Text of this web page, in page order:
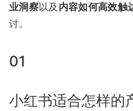
业洞察以及 内容如何高效触
讨。
01
小红书适合怎样的